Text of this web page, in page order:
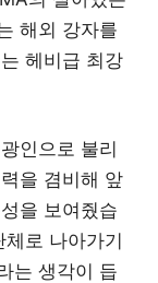
해외 강자를
헤비급 최강
인으로 불리
을 겸비해 앞
을 보여줬습
로 나아가기
는 생각이 듭